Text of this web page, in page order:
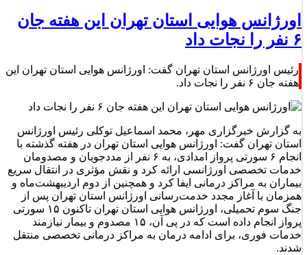
اورژانس هوایی استان تهران این هفته جان
۶ نفر را نجات داد
رئیس اورژانس استان تهران گفت: اورژانس هوایی استان تهران این
هفته جان ۶ نفر را نجات داد.
به گزارش خبرگزاری مهر، محمد اسماعیل توکلی رئیس اورژانس
استان تهران گفت: اورژانس هوایی استان تهران در هفته گذشته با
انجام ۶ سورتی پرواز امدادی، به ۶ نفر از مددجویان و مصدومان
خدمات تخصصی اورژانسی ارائه کرد و نقش مؤثری در انتقال سریع
بیماران به مراکز درمانی ایفا کرد و همچنین از دوم اردیبهشت‌ماه و
همزمان با آغاز مجدد خدمت‌رسانی اورژانس استان تهران پس از
جنگ سوم تحمیلی، اورژانس هوایی استان تهران تاکنون ۱۵ سورتی
پرواز انجام داده است که در پی آن، ۱۵ مصدوم و بیمار نیازمند
خدمات فوری، برای ادامه درمان به مراکز درمانی تخصصی منتقل
شدند.